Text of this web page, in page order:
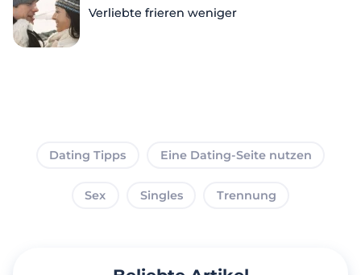
Verliebte frieren weniger
Dating Tipps Eine Dating-Seite nutzen
Sex Singles Trennung